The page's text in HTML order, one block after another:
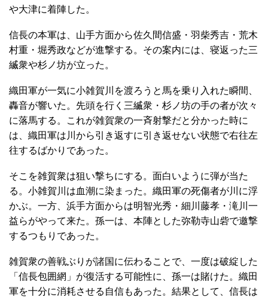
や大津に着陣した。
信長の本軍は、山手方面から佐久間信盛・羽柴秀吉・荒木
村重・堀秀政などが進撃する。その案内には、寝返った三
縅衆や杉ノ坊が立った。
織田軍が一気に小雑賀川を渡ろうと馬を乗り入れた瞬間、
轟音が響いた。先頭を行く三縅衆・杉ノ坊の手の者が次々
に落馬する。これが雑賀衆の一斉射撃だと分かった時に
は、織田軍は川から引き返すに引き返せない状態で右往左
往するばかりであった。
そこを雑賀衆は狙い撃ちにする。面白いように弾が当た
る。小雑賀川は血潮に染まった。織田軍の死傷者が川に浮
かぶ。一方、浜手方面からは明智光秀・細川藤孝・滝川一
益らがやって来た。孫一は、本陣とした弥勒寺山砦で邀撃
するつもりであった。
雑賀衆の善戦ぶりが諸国に伝わることで、一度は破綻した
「信長包囲網」が復活する可能性に、孫一は賭けた。織田
軍を十分に消耗させる自信もあった。結果として、信長は